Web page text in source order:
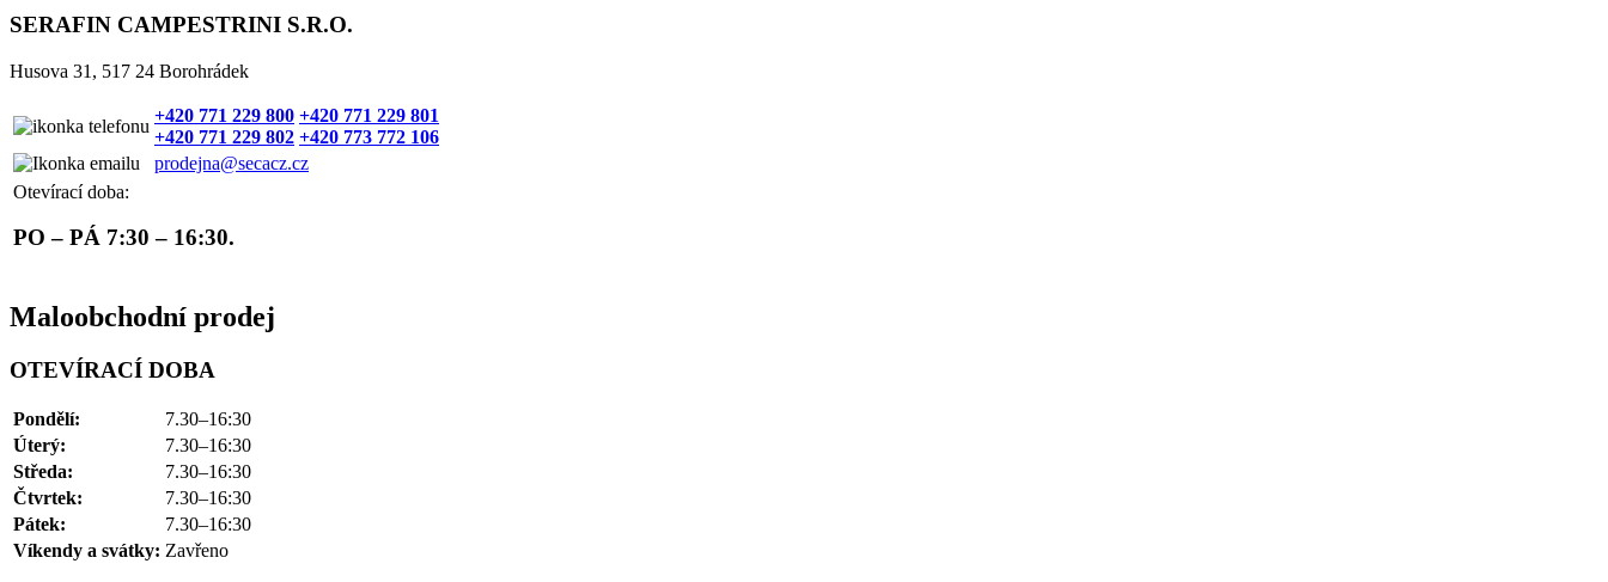
SERAFIN CAMPESTRINI S.R.O.
Husova 31, 517 24 Borohrádek
+420 771 229 800
+420 771 229 802
+420 771 229 801
+420 773 772 106
prodejna@secacz.cz
Otevírací doba:
PO – PÁ 7:30 – 16:30.
Maloobchodní prodej
OTEVÍRACÍ DOBA
Pondělí:
7.30–16:30
Úterý:
7.30–16:30
Středa:
7.30–16:30
Čtvrtek:
7.30–16:30
Pátek:
7.30–16:30
Víkendy a svátky: Zavřeno